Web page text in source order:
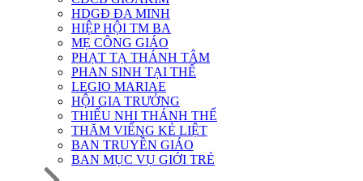
HDGĐ ĐA MINH
HIỆP HỘI TM BA
MẸ CÔNG GIÁO
PHẠT TẠ THÁNH TÂM
PHAN SINH TẠI THẾ
LEGIO MARIAE
HỘI GIA TRƯỞNG
THIẾU NHI THÁNH THỂ
THĂM VIẾNG KẺ LIỆT
BAN TRUYỀN GIÁO
BAN MỤC VỤ GIỚI TRẺ